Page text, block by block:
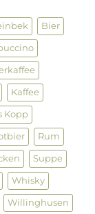
Bier
Kaffee
Kopp
Rum
Suppe
Whisky
Willinghusen